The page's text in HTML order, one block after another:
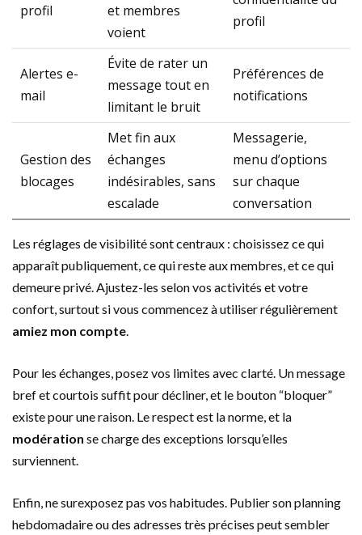
profil
et membres
voient
profil
Alertes e-
mail
Évite de rater un
message tout en
limitant le bruit
Préférences de
notifications
Gestion des
blocages
Met fin aux
échanges
indésirables, sans
escalade
Messagerie,
menu d’options
sur chaque
conversation
Les réglages de visibilité sont centraux : choisissez ce qui
apparaît publiquement, ce qui reste aux membres, et ce qui
demeure privé. Ajustez-les selon vos activités et votre
confort, surtout si vous commencez à utiliser régulièrement
amiez mon compte.
Pour les échanges, posez vos limites avec clarté. Un message
bref et courtois suffit pour décliner, et le bouton “bloquer”
existe pour une raison. Le respect est la norme, et la
modération se charge des exceptions lorsqu’elles
surviennent.
Enfin, ne surexposez pas vos habitudes. Publier son planning
hebdomadaire ou des adresses très précises peut sembler